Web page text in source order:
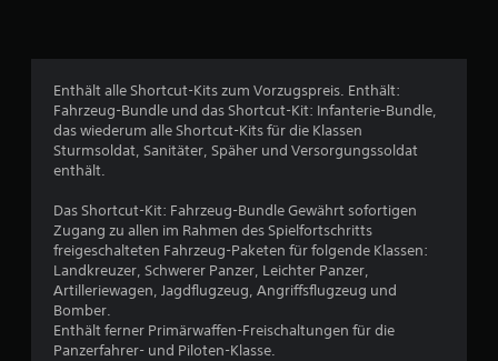
i
B
e
Enthält alle Shortcut-Kits zum Vorzugspreis. Enthält:
Fahrzeug-Bundle und das Shortcut-Kit: Infanterie-Bundle,
das wiederum alle Shortcut-Kits für die Klassen
Sturmsoldat, Sanitäter, Späher und Versorgungssoldat
enthält.
Das Shortcut-Kit: Fahrzeug-Bundle Gewährt sofortigen
Zugang zu allen im Rahmen des Spielfortschritts
freigeschalteten Fahrzeug-Paketen für folgende Klassen:
Landkreuzer, Schwerer Panzer, Leichter Panzer,
Artilleriewagen, Jagdflugzeug, Angriffsflugzeug und
Bomber.
Enthält ferner Primärwaffen-Freischaltungen für die
Panzerfahrer- und Piloten-Klasse.